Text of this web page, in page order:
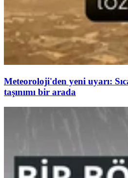
Meteoroloji'den yeni uyarı:
taşınımı bir arada